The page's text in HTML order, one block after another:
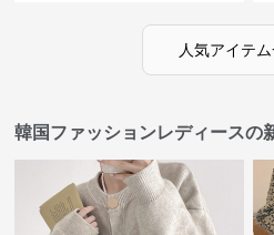
人気アイテ
韓国ファッションレディースの